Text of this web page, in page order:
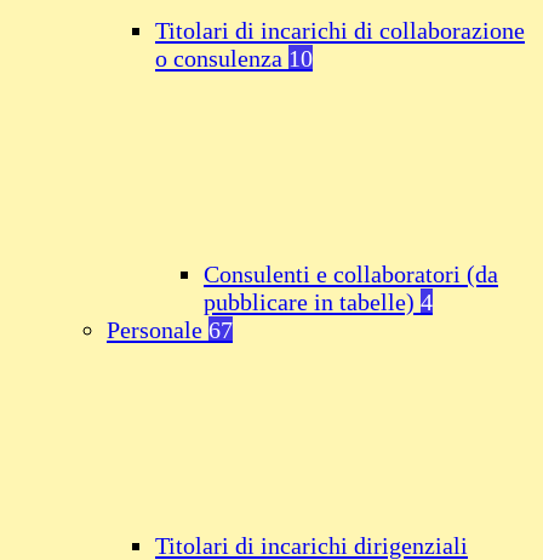
Titolari di incarichi di collaborazione
o consulenza 10
Consulenti e collaboratori (da
pubblicare in tabelle) 4
Personale 67
Titolari di incarichi dirigenziali